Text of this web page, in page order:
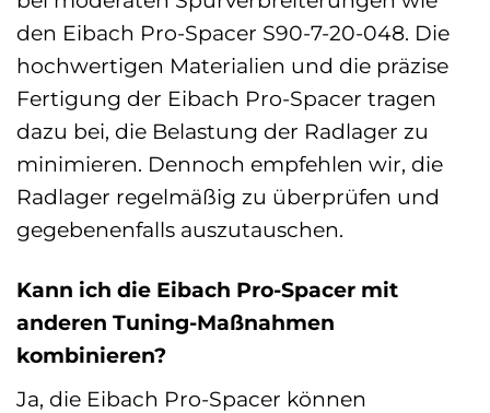
den Eibach Pro-Spacer S90-7-20-048. Die
hochwertigen Materialien und die präzise
Fertigung der Eibach Pro-Spacer tragen
dazu bei, die Belastung der Radlager zu
minimieren. Dennoch empfehlen wir, die
Radlager regelmäßig zu überprüfen und
gegebenenfalls auszutauschen.
Kann ich die Eibach Pro-Spacer mit
anderen Tuning-Maßnahmen
kombinieren?
Ja, die Eibach Pro-Spacer können